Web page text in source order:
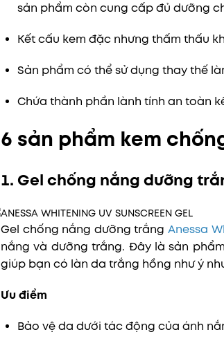
sản phẩm còn cung cấp đủ dưỡng
Kết cấu kem đặc nhưng thấm thấu
Sản phẩm có thể sử dụng thay thế
Chứa thành phần lành tính an toàn
6 sản phẩm kem
1. Gel chống nắng dưỡng
Gel chống nắng dưỡng trắng Anessa
nắng và dưỡng trắng. Đây là sản
giúp bạn có làn da trắng hồng như ý
Ưu điểm
Bảo vệ da dưới tác động của ánh